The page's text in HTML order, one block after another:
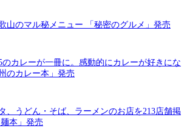
山のマル秘メニュー 「秘密のグルメ」発売
のカレーが一冊に。感動的にカレーが好きにな
のカレー本」発売
、うどん・そば、ラーメンのお店を213店舗掲
本」発売